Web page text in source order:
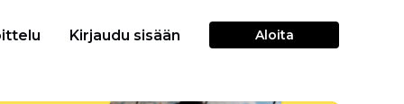
Kirjaudu sisään Aloita